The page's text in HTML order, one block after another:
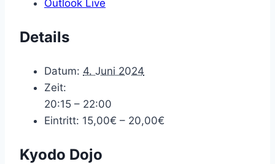
Outlook Live
Details
Datum: 4. Juni 2024
Zeit:
20:15 – 22:00
Eintritt: 15,00€ – 20,00€
Kyodo Dojo